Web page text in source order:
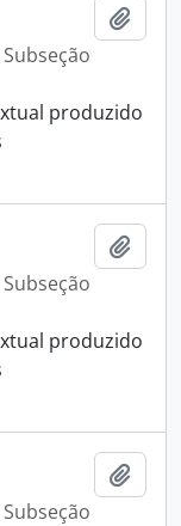
Subseção
produzido
Subseção
produzido
Subseção